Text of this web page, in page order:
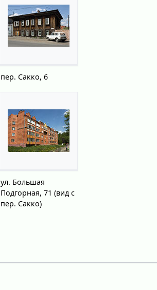
пер. Сакко, 6
ул. Большая
Подгорная, 71 (вид с
пер. Сакко)